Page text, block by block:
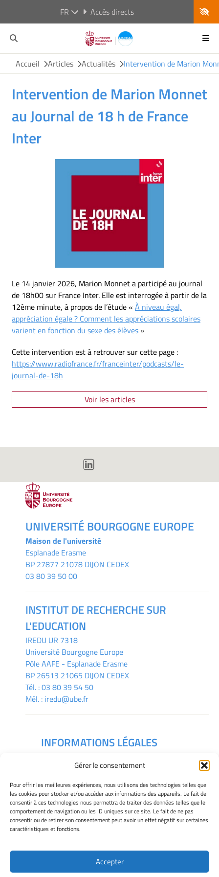
Gérer le consentement
Pour offrir les meilleures expériences, nous utilisons des technologies telles que
les cookies pour stocker et/ou accéder aux informations des appareils. Le fait de
consentir à ces technologies nous permettra de traiter des données telles que le
comportement de navigation ou les ID uniques sur ce site. Le fait de ne pas
consentir ou de retirer son consentement peut avoir un effet négatif sur certaines
caractéristiques et fonctions.
Accepter
FR Accès directs
Accueil Articles Actualités Intervention de Marion
Intervention de Marion Monnet
au Journal de 18 h de France
Inter
Le 14 janvier 2026, Marion Monnet a participé au journal
de 18h00 sur France Inter. Elle est interrogée à partir de la
12ème minute, à propos de l’étude « À niveau égal,
appréciation égale ? Comment les appréciations scolaires
varient en fonction du sexe des élèves »
Cette intervention est à retrouver sur cette page :
https://www.radiofrance.fr/franceinter/podcasts/le-
journal-de-18h
Voir les articles
UNIVERSITÉ BOURGOGNE EUROPE
Maison de l'université
Esplanade Erasme
BP 27877 21078 DIJON CEDEX
03 80 39 50 00
INSTITUT DE RECHERCHE SUR
L'EDUCATION
IREDU UR 7318
Université Bourgogne Europe
Pôle AAFE - Esplanade Erasme
BP 26513 21065 DIJON CEDEX
Tél. :03 80 39 54 50
Mél. : iredu@ube.fr
INFORMATIONS LÉGALES
Gérer mes cookies
Déclaration de confidentialité
Politique des cookies
Avertissement
Télécharger le plan des campus